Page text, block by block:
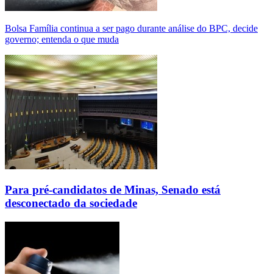
Bolsa Família continua a ser pago durante análise do BPC, decide
governo; entenda o que muda
Para pré-candidatos de Minas, Senado está
desconectado da sociedade